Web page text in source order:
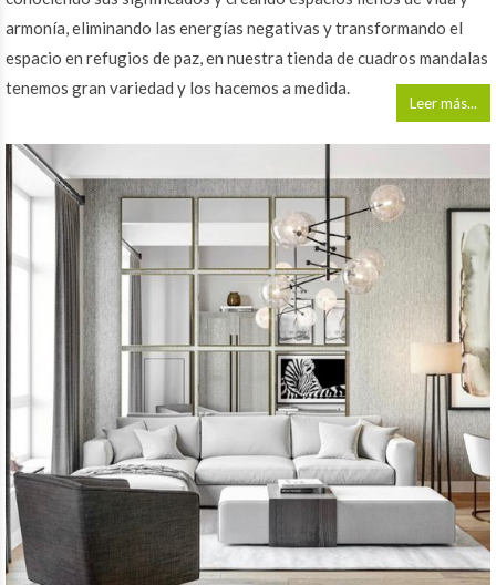
armonía, eliminando las energías negativas y transformando el
espacio en refugios de paz, en nuestra tienda de cuadros mandalas
tenemos gran variedad y los hacemos a medida.
Leer más...